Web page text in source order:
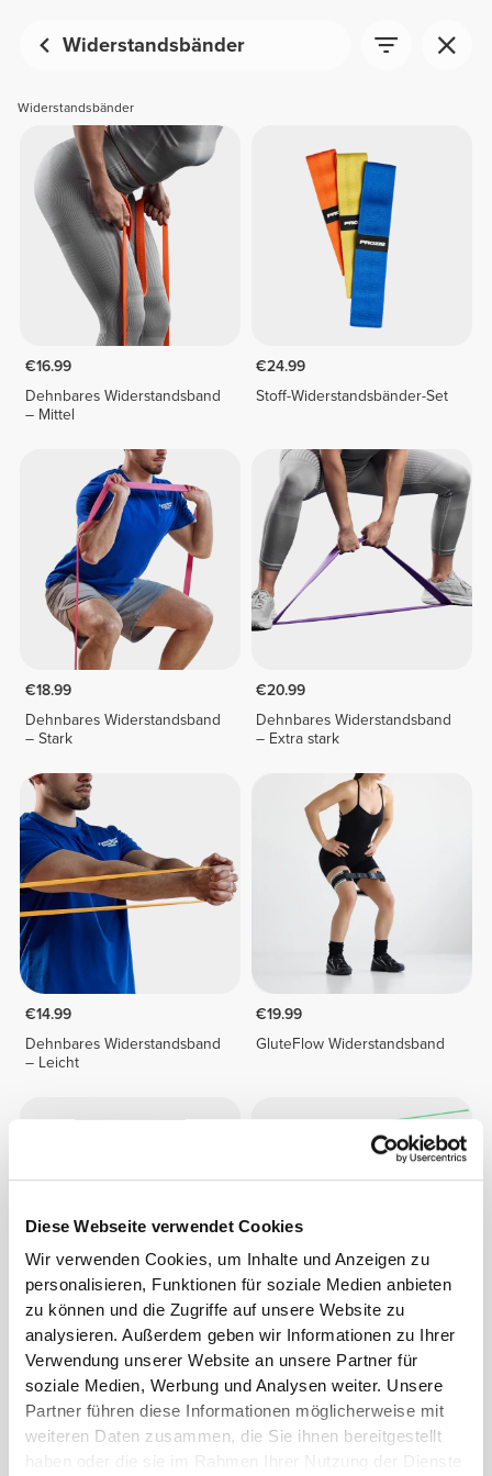
Diese Webseite verwendet Cookies
Wir verwenden Cookies, um Inhalte und Anzeigen zu
personalisieren, Funktionen für soziale Medien anbieten
zu können und die Zugriffe auf unsere Website zu
analysieren. Außerdem geben wir Informationen zu Ihrer
Verwendung unserer Website an unsere Partner für
soziale Medien, Werbung und Analysen weiter. Unsere
Partner führen diese Informationen möglicherweise mit
weiteren Daten zusammen, die Sie ihnen bereitgestellt
haben oder die sie im Rahmen Ihrer Nutzung der Dienste
Widerstandsbänder
Widerstandsbänder
€16.99
Dehnbares Widerstandsband
– Mittel
€24.99
Stoff-Widerstandsbänder-Set
€18.99
Dehnbares Widerstandsband
– Stark
€20.99
Dehnbares Widerstandsband
– Extra stark
€14.99
Dehnbares Widerstandsband
– Leicht
€19.99
GluteFlow Widerstandsband
€14.99
FLEX - Unterarm-
Stärkungsset
€9.99
Dehnbares Widerstandsband
– Sehr leicht